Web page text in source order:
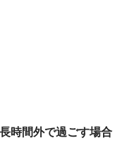
時間外で過ごす場合